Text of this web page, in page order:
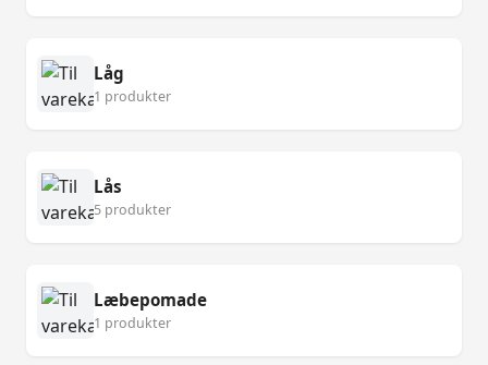
Låg
1 produkter
Lås
5 produkter
Læbepomade
1 produkter